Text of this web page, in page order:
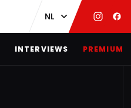
INTERVIEWS PREMIUM